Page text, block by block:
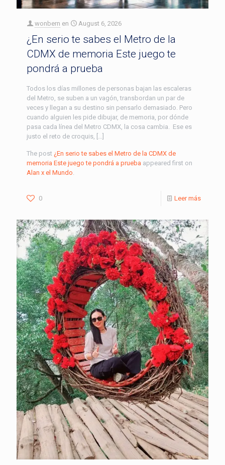
wonbern en August 6, 2026
¿En serio te sabes el Metro de la
CDMX de memoria Este juego te
pondrá a prueba
Todos los días millones de personas bajan las escaleras
del Metro, se suben a un vagón, transbordan un par de
veces y llegan a su destino sin pensarlo demasiado. Pero
cuando alguien les pide dibujar, de memoria, por dónde
pasa cada línea del Metro CDMX, la cosa cambia. Ese es
justo el reto de croquis, […]
The post ¿En serio te sabes el Metro de la CDMX de
memoria Este juego te pondrá a prueba appeared first on
Alan x el Mundo
0 Leer más